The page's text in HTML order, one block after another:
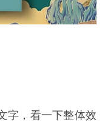
字，看一下整体效